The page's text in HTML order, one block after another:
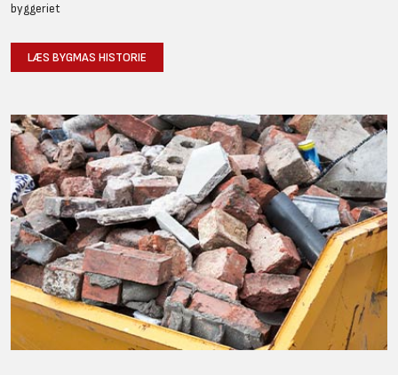
byggeriet
LÆS BYGMAS HISTORIE